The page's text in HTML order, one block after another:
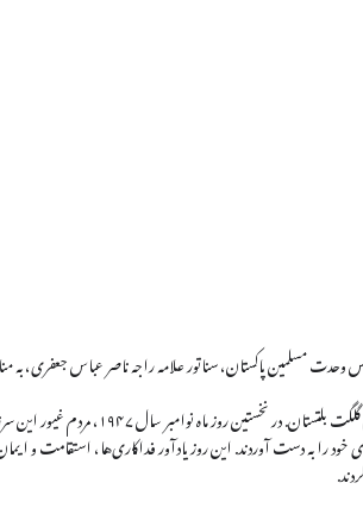
مسلمین پاکستان، سناتور علامه راجه ناصر عباس جعفری، به
امروز روزی است با اهمیت فوق‌العاده در تاریخ
خود را به دست آوردند. این روز یادآور فداکاری‌ها، استقامت و